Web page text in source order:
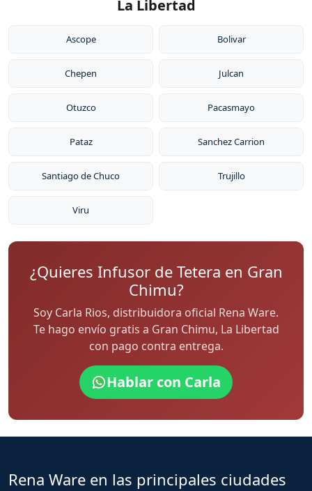
La Libertad
Ascope Bolivar
Chepen Julcan
Otuzco Pacasmayo
Pataz Sanchez Carrion
Santiago de Chuco Trujillo
Viru
¿Quieres Infusor de Tetera en Gran
Chimu?
Soy Carla Rios, distribuidora oficial Rena Ware.
Te hago envío gratis a Gran Chimu, La Libertad
con pago contra entrega.
Hablar con Carla
Rena Ware en las principales ciudades